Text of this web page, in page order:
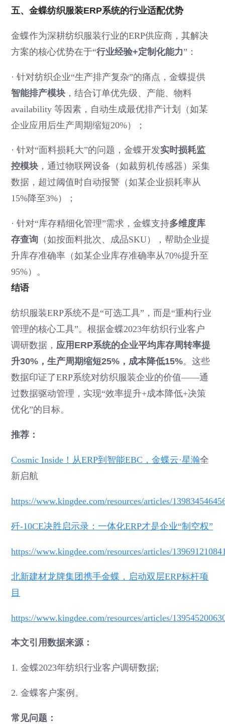
五、金蝶纺织服装ERP系统的行业适配优势
金蝶作为深耕纺织服装行业的ERP供应商，其解决
方案的核心优势在于“行业经验+定制化能力”：
·针对纺织企业“生产排产复杂”的痛点，金蝶提供
智能排产模块 ，结合订单优先级、产能、物料
availability 等因素，自动生成最优排产计划（如某
企业应用后生产周期缩短20%）；
·针对“面料损耗大”的问题，金蝶开发实时损耗监
控模块 ，通过物联网设备（如裁剪机传感器）采集
数据，超过阈值时自动报警（如某企业损耗率从
15%降至3%）；
·针对“库存精细化管理”需求，金蝶支持多维度库
存查询
（如按面料批次、成品SKU），帮助企业提
升库存准确率（如某企业库存准确率从70%提升至
95%）。
结语
纺织服装ERP系统不是“可选工具”，而是“重构行业
管理的核心工具”。根据金蝶2023年纺织行业客户
调研数据， 应用ERP系统的企业平均库存周转率提
升30%，生产周期缩短25%，成本降低15%。这些
数据印证了ERP系统对纺织服装企业的价值——通
过数据驱动管理，实现“效率提升+成本降低+决策
优化”的目标。
推荐：
Cosmic Inside！从ERP到智能EBC，金蝶云·星瀚全
新启航
https://www.kingdee.com/resources/articles/
歼-10CE决胜启示录：一体化ERP才是企业“制空权”
https://www.kingdee.com/resources/articles/
北新建材龙牌集团携手金蝶，启动双层ERP标杆项
目
https://www.kingdee.com/resources/articles/
本文引用数据来源：
1. 金蝶2023年纺织行业客户调研数据;
2. 金蝶客户案例。
常见问题：